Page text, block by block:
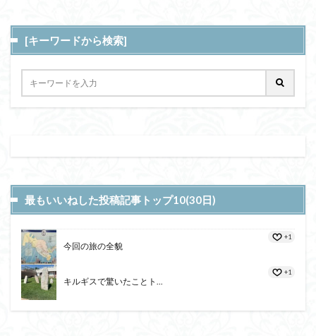
[キーワードから検索]
最もいいねした投稿記事トップ10(30日)
今回の旅の全貌
+1
キルギスで驚いたことト...
+1